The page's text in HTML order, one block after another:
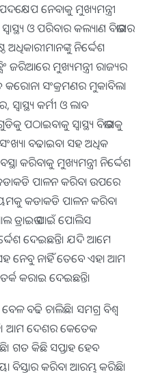
ନେବାକୁ ମୁଖ୍ୟମନ୍ତ୍ରୀ
ଓ ପରିବାର କଲ୍ୟାଣ ବିଭାଗର
ନିର୍ଦ୍ଦେଶ
ଜରିଆରେ ମୁଖ୍ୟମନ୍ତ୍ରୀ ରାଜ୍ୟର
କରୋନା ସଂକ୍ରମଣର ମୁକାବିଲା
କର୍ମୀ ଓ ଲାବ
ପଠାଇବାକୁ ସ୍ବାସ୍ଥ୍ୟ ବିଭାଗକୁ
ବଢାଇବା ସହ ଅଧିକ
କରିବାକୁ ମୁଖ୍ୟମନ୍ତ୍ରୀ ନିର୍ଦ୍ଦେଶ
ପାଳନ କରିବା ଉପରେ
କଡାକଡି ପାଳନ କରିବା
ଡ୍ରାଇଭ ପାଇଁ ପୋଲିସ
ଦେଇଛନ୍ତି। ଯଦି ଆମେ
ନେବୁ ନାହିଁ ତେବେ ଏହା ଆମ
କରାଇ ଦେଇଛନ୍ତି।
ବଢି ଚାଲିଛି। ସମଗ୍ର ବିଶ୍ୱ
ଆମ ଦେଶର କେତେକ
ଗତ କିଛି ସପ୍ତାହ ହେବ
ବିସ୍ତାର କରିବା ଆରମ୍ଭ କରିଛି।